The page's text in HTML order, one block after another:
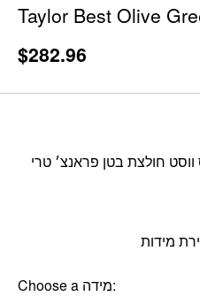
Taylor Best Olive
$282.96
חולצת בטן פראנצ׳ טרי
Choose a מידה